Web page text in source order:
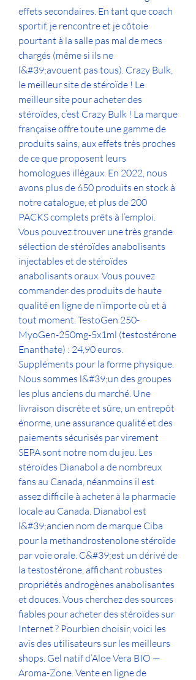
effets secondaires. En tant que coach
sportif, je rencontre et je côtoie
pourtant à la salle pas mal de mecs
chargés (même si ils ne
l&#39;avouent pas tous). Crazy Bulk,
le meilleur site de stéroïde ! Le
meilleur site pour acheter des
stéroïdes, c’est Crazy Bulk ! La marque
française offre toute une gamme de
produits sains, aux effets très proches
de ce que proposent leurs
homologues illégaux. En 2022, nous
avons plus de 650 produits en stock à
notre catalogue, et plus de 200
PACKS complets prêts à l’emploi.
Vous pouvez trouver une très grande
sélection de stéroïdes anabolisants
injectables et de stéroïdes
anabolisants oraux. Vous pouvez
commander des produits de haute
qualité en ligne de n’importe où et à
tout moment. TestoGen 250-
MyoGen-250mg-5x1ml (testostérone
Enanthate) : 24,90 euros.
Suppléments pour la forme physique.
Nous sommes l&#39;un des groupes
les plus anciens du marché. Une
livraison discrète et sûre, un entrepôt
énorme, une assurance qualité et des
paiements sécurisés par virement
SEPA sont notre nom du jeu. Les
stéroïdes Dianabol a de nombreux
fans au Canada, néanmoins il est
assez difficile à acheter à la pharmacie
locale au Canada. Dianabol est
l&#39;ancien nom de marque Ciba
pour la methandrostenolone stéroïde
par voie orale. C&#39;est un dérivé de
la testostérone, affichant robustes
propriétés androgènes anabolisantes
et douces. Vous cherchez des sources
fiables pour acheter des stéroïdes sur
Internet ? Pourbien choisir, voici les
avis des utilisateurs sur les meilleurs
shops. Gel natif d’Aloe Vera BIO —
Aroma-Zone. Vente en ligne de